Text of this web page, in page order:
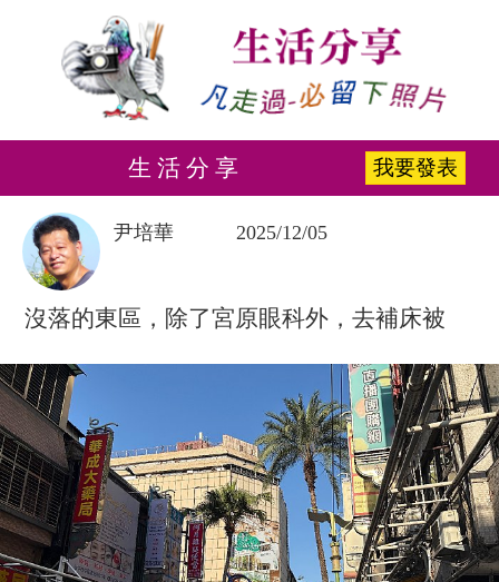
生 活 分 享 我要發表
尹培華 2025/12/05
沒落的東區，除了宮原眼科外，去補床被